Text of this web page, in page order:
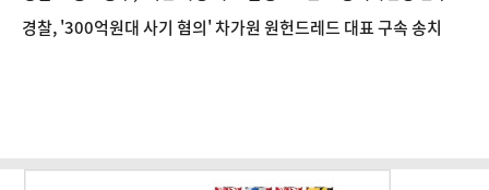
수색
경찰, '300억원대 사기 혐의' 차가원 원헌드레드 대표 구속 송치